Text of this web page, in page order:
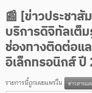
📰 [ข่าวประชา
บริการดิจิทัลเต็
ช่องทางติดต่อแ
อิเล็กทรอนิกส์ ปี
รายการนี้ถูกเผยแพร่ใน ข่าวสารแ